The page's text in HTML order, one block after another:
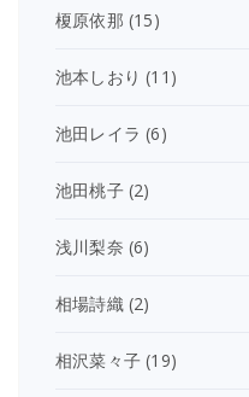
榎原依那 (15)
池本しおり (11)
池田レイラ (6)
池田桃子(2)
浅川梨奈 (6)
相場詩織(2)
相沢菜々子 (19)